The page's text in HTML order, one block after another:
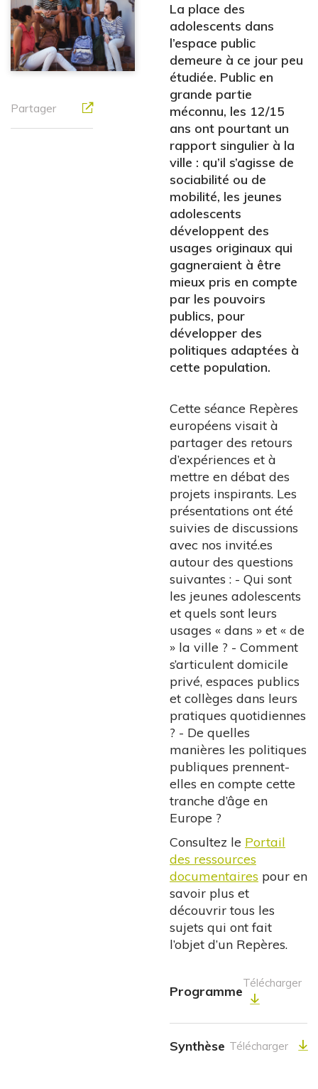
Partager
La place des
adolescents dans
l’espace public
demeure à ce jour peu
étudiée. Public en
grande partie
méconnu, les 12/15
ans ont pourtant un
rapport singulier à la
ville : qu’il s’agisse de
sociabilité ou de
mobilité, les jeunes
adolescents
développent des
usages originaux qui
gagneraient à être
mieux pris en compte
par les pouvoirs
publics, pour
développer des
politiques adaptées à
cette population.
Cette séance Repères
européens visait à
partager des retours
d’expériences et à
mettre en débat des
projets inspirants. Les
présentations ont été
suivies de discussions
avec nos invité.es
autour des questions
suivantes : - Qui sont
les jeunes adolescents
et quels sont leurs
usages « dans » et « de
» la ville ? - Comment
s’articulent domicile
privé, espaces publics
et collèges dans leurs
pratiques quotidiennes
? - De quelles
manières les politiques
publiques prennent-
elles en compte cette
tranche d’âge en
Europe ?
Consultez le Portail
des ressources
documentaires pour en
savoir plus et
découvrir tous les
sujets qui ont fait
l’objet d’un Repères.
Programme
Télécharger
Synthèse Télécharger